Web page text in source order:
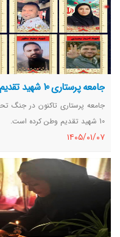
جامعه پرستاری 10 شهید تقدیم وطن کرد
جامعه پرستاری تاکنون در جنگ
10 شهید تقدیم وطن کرده است.
١٤٠٥/٠١/٠٧